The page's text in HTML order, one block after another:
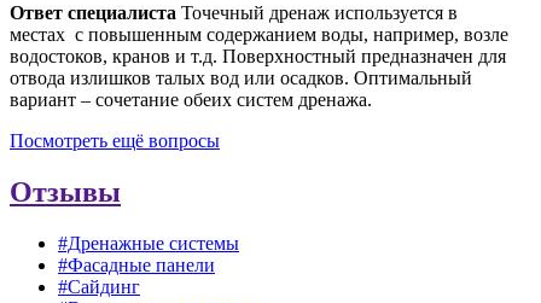
Ответ специалиста Точечный дренаж используется в
местах с повышенным содержанием воды, например, возле
водостоков, кранов и т.д. Поверхностный предназначен для
отвода излишков талых вод или осадков. Оптимальный
вариант – сочетание обеих систем дренажа.
Посмотреть ещё вопросы
Отзывы
#Дренажные системы
#Фасадные панели
#Сайдинг